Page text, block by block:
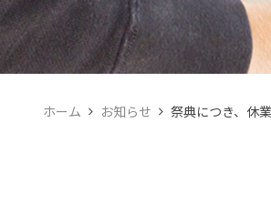
ホーム お知らせ 祭典につき、休